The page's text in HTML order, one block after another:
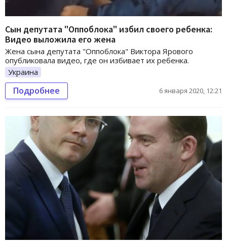
Сын депутата "Оппоблока" избил своего ребенка:
Видео выложила его жена
Жена сына депутата "Оппоблока" Виктора Ярового
опубликовала видео, где он избивает их ребенка.
Украина
Подробнее 6 января 2020, 12:21